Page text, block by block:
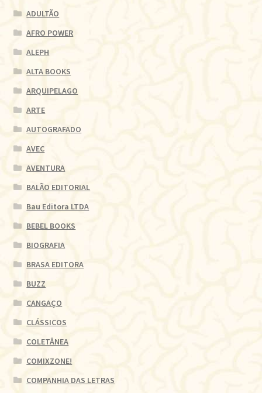
ADULTÃO
AFRO POWER
ALEPH
ALTA BOOKS
ARQUIPELAGO
ARTE
AUTOGRAFADO
AVEC
AVENTURA
BALÃO EDITORIAL
Bau Editora LTDA
BEBEL BOOKS
BIOGRAFIA
BRASA EDITORA
BUZZ
CANGAÇO
CLÁSSICOS
COLETÂNEA
COMIXZONE!
COMPANHIA DAS LETRAS